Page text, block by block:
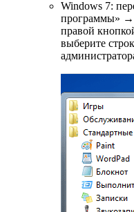
Windows 7:
программы» →
правой
выберите